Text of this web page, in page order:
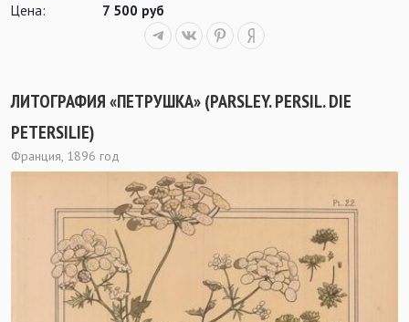
Цена:
7 500 руб
ЛИТОГРАФИЯ «ПЕТРУШКА» (PARSLEY. PERSIL. DIE
PETERSILIE)
Франция, 1896 год